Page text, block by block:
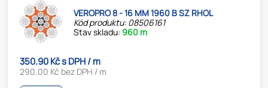
VEROPRO 8 - 16 MM 1960 B SZ RHOL
Kód produktu: 08506161
Stav skladu: 960 m
350.90 Kč s DPH / m
290.00 Kč bez DPH / m